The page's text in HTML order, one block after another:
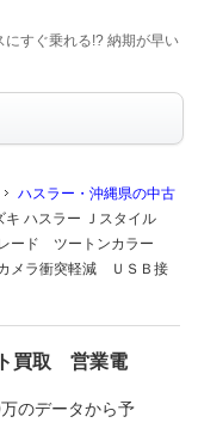
にすぐ乗れる!? 納期が早い
ハスラー・沖縄県の中古
キ ハスラー Ｊスタイル
ード ツートンカラー
メラ衝突軽減 ＵＳＢ接
買取 営業電
のデータから予